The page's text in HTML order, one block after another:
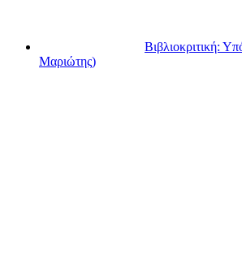
Βιβλιοκριτική:
Μαριώτης)